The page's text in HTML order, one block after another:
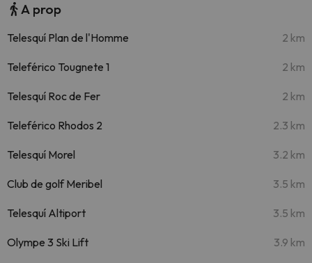
A prop
Telesquí Plan de l'Homme 2 km
Teleférico Tougnete 1 2 km
Telesquí Roc de Fer 2 km
Teleférico Rhodos 2 2.3 km
Telesquí Morel 3.2 km
Club de golf Meribel 3.5 km
Telesquí Altiport 3.5 km
Olympe 3 Ski Lift 3.9 km